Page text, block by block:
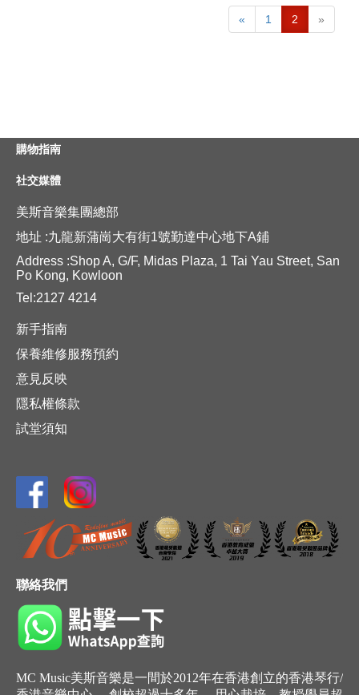
« 1 2 »
購物指南
社交媒體
美斯音樂集團總部
地址 :九龍新蒲崗大有街1號勤達中心地下A鋪
Address :Shop A, G/F, Midas Plaza, 1 Tai Yau Street, San
Po Kong, Kowloon
Tel:2127 4214
新手指南
保養維修服務預約
意見反映
隱私權條款
試堂須知
聯絡我們
MC Music美斯音樂是一間於2012年在香港創立的香港琴行/